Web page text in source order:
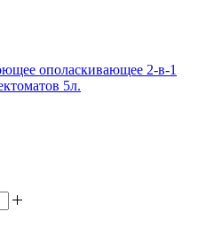
ополаскивающее 2-в-1
5л.